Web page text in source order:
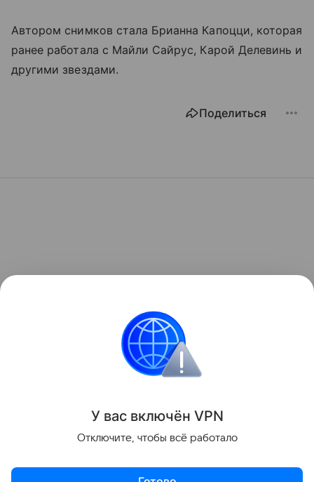
Автором снимков стала Брианна Капоцци, которая
ранее работала с Майли Сайрус, Карой Делевинь и
другими звездами.
Поделиться
У вас включён VPN
Отключите, чтобы всё работало